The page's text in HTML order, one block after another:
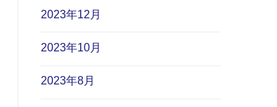
2023年12月
2023年10月
2023年8月